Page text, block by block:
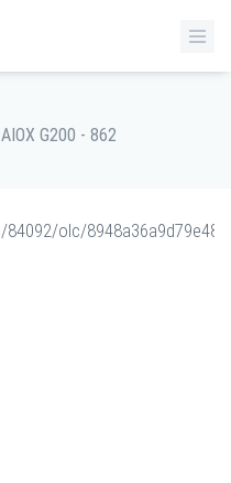
AIOX G200 - 862